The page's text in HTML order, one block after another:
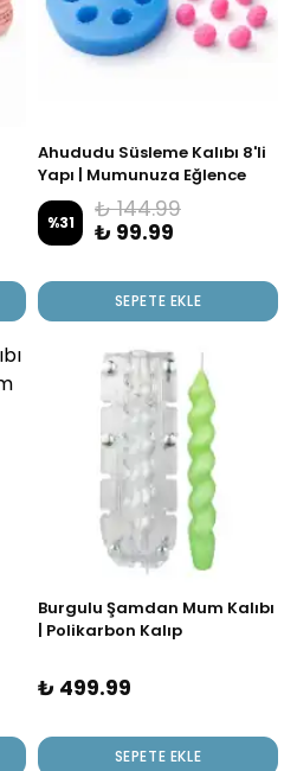
Ahududu Süsleme Kalıbı 8'li
Yapı | Mumunuza Eğlence
Katın
%31
₺ 144.99
₺ 99.99
SEPETE EKLE
Burgulu Şamdan Mum Kalıbı
| Polikarbon Kalıp
₺ 499.99
SEPETE EKLE